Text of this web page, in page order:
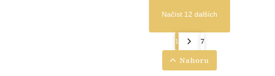
Načíst 12 dalších
1
7
Nahoru